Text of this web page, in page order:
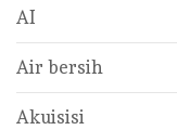
AI
Air bersih
Akuisisi